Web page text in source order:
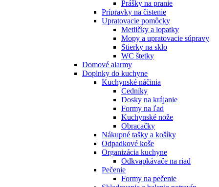
Prášky na pranie
Prípravky na čistenie
Upratovacie pomôcky
Metličky a lopatky
Mopy a upratovacie súpravy
Stierky na sklo
WC štetky
Domové alarmy
Doplnky do kuchyne
Kuchynské náčinia
Cedníky
Dosky na krájanie
Formy na ľad
Kuchynské nože
Obracačky
Nákupné tašky a košíky
Odpadkové koše
Organizácia kuchyne
Odkvapkávače na riad
Pečenie
Formy na pečenie